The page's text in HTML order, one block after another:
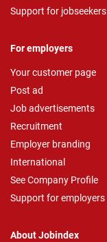
Support for jobseekers
For employers
Your customer page
Post ad
Job advertisements
Recruitment
Employer branding
International
See Company Profile
Support for employers
About Jobindex